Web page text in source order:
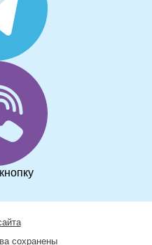
сохранены